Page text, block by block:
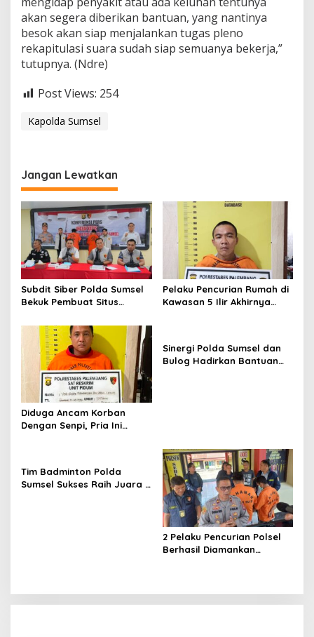
akan segera diberikan bantuan, yang nantinya
besok akan siap menjalankan tugas pleno
rekapitulasi suara sudah siap semuanya bekerja,”
tutupnya. (Ndre)
Post Views: 254
Kapolda Sumsel
Jangan Lewatkan
Subdit Siber Polda Sumsel
Bekuk Pembuat Situs
Bhayangkara Run 2026
Pelaku Pencurian Rumah di
Kawasan 5 Ilir Akhirnya
Diduga Ancam Korban
Dengan Senpi, Pria Ini
Sinergi Polda Sumsel dan
Bulog Hadirkan Bantuan
Tim Badminton Polda
Sumsel Sukses Raih Juara 1
2 Pelaku Pencurian Polsel
Berhasil Diamankan